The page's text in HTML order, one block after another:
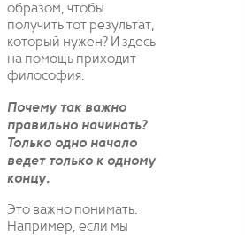
образом, чтобы
получить тот результат,
который нужен? И здесь
на помощь приходит
философия.
Почему так важно
правильно начинать?
Только одно начало
ведет только к одному
концу.
Это важно понимать.
Например, если мы